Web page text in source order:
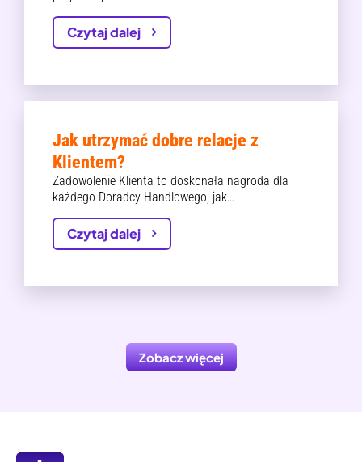
Czytaj dalej
Jak utrzymać dobre relacje z
Klientem?
Zadowolenie Klienta to doskonała nagroda dla
każdego Doradcy Handlowego, jak…
Czytaj dalej
Zobacz więcej